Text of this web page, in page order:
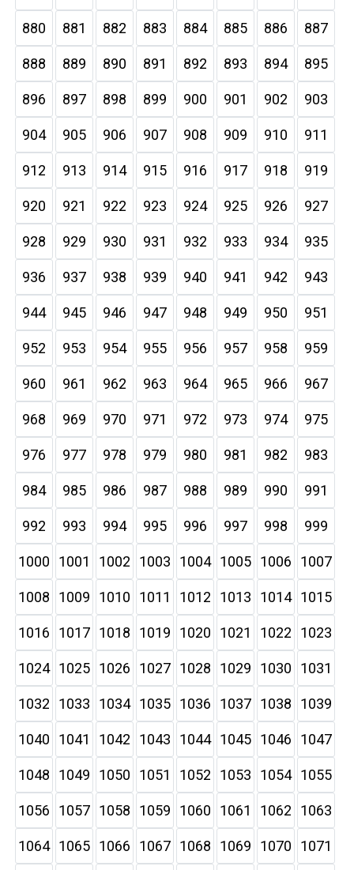
880 881 882 883 884 885 886 887
888 889 890 891 892 893 894 895
896 897 898 899 900 901 902 903
904 905 906 907 908 909 910 911
912 913 914 915 916 917 918 919
920 921 922 923 924 925 926 927
928 929 930 931 932 933 934 935
936 937 938 939 940 941 942 943
944 945 946 947 948 949 950 951
952 953 954 955 956 957 958 959
960 961 962 963 964 965 966 967
968 969 970 971 972 973 974 975
976 977 978 979 980 981 982 983
984 985 986 987 988 989 990 991
992 993 994 995 996 997 998 999
1000 1001 1002 1003 1004 1005 1006 1007
1008 1009 1010 1011 1012 1013 1014 1015
1016 1017 1018 1019 1020 1021 1022 1023
1024 1025 1026 1027 1028 1029 1030 1031
1032 1033 1034 1035 1036 1037 1038 1039
1040 1041 1042 1043 1044 1045 1046 1047
1048 1049 1050 1051 1052 1053 1054 1055
1056 1057 1058 1059 1060 1061 1062 1063
1064 1065 1066 1067 1068 1069 1070 1071